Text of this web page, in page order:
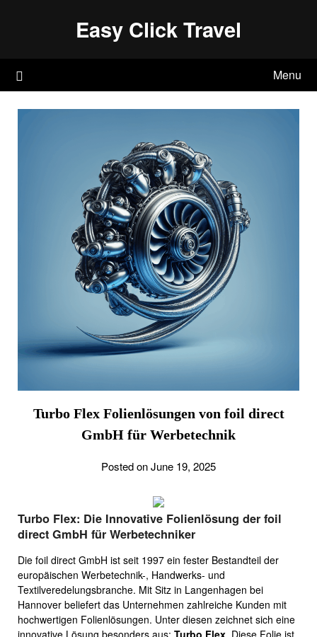
Easy Click Travel
Menu
Turbo Flex Folienlösungen von foil direct
GmbH für Werbetechnik
Posted on June 19, 2025
Turbo Flex: Die Innovative Folienlösung der foil
direct GmbH für Werbetechniker
Die foil direct GmbH ist seit 1997 ein fester Bestandteil der
europäischen Werbetechnik-, Handwerks- und
Textilveredelungsbranche. Mit Sitz in Langenhagen bei
Hannover beliefert das Unternehmen zahlreiche Kunden mit
hochwertigen Folienlösungen. Unter diesen zeichnet sich eine
innovative Lösung besonders aus: Turbo Flex. Diese Folie ist